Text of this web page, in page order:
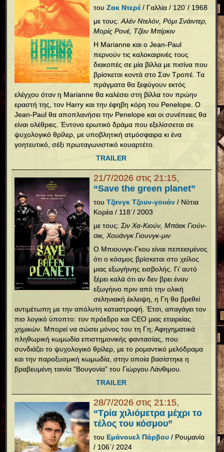
τουΖακ Ντερέ/ Γαλλία / 120΄/ 1968
με τους:Αλέν Ντελόν, Ρόμι Σνάιντερ,
Μορίς Ρονέ, Τζέιν Μπίρκιν
Η Marianne και ο Jean-Paul
περνούν τις καλοκαιρινές τους
διακοπές σε μία βίλλα με πισίνα που
βρίσκεται κοντά στο Σαν Τροπέ. Τα
πράγματα θα ξεφύγουν εκτός
ελέγχου όταν η Marianne θα καλέσει στη βίλλα τον πρώην
εραστή της, τον Harry και την έφηβη κόρη του Penelope. Ο
Jean-Paul θα αποπλανήσει την Penelope και οι συνέπειες θα
είναι ολέθριες. Έντονο ερωτικό δράμα που εξελίσσεται σε
ψυχολογικό θρίλερ, με υποβλητική ατμόσφαιρα κι ένα
γοητευτικό, σέξι πρωταγωνιστικό κουαρτέτο.
TRAILER
21/7/2026 στις 21:15,
“Save the green planet”
τουΤζανγκ Τζουν-γουάν / Νότια
Κορέα / 118΄/ 2003
με τους:Σιν Χα-Κιούν, Μπάεκ Γιούν-
σικ, Χουάνγκ Γιουνγκ-μιν
Ο Μπιουνγκ-Γκου είναι πεπεισμένος
ότι ο κόσμος βρίσκεται στο χείλος
μιας εξωγήινης εισβολής. Γι’ αυτό
ξέρει καλά ότι αν δεν βρει έναν
εξωγήινο πριν από την ολική
σεληνιακή έκλειψη, η Γη θα βρεθεί
αντιμέτωπη με την απόλυτη καταστροφή. Έτσι, απαγάγει τον
πιο λογικό ύποπτο: τον πρόεδρο και CEO μιας εταιρείας
χημικών. Μπορεί να σώσει μόνος του τη Γη; Αφηγηματικά
πληθωρική κωμωδία επιστημονικής φαντασίας, που
συνδιάζει το ψυχολογικό θρίλερ, με το ρομαντικό μελόδραμα
και την παροξυσμική κωμωδία, στην οποία βασίστηκε η
βραβευμένη ταινία “Βουγονία” του Γιώργου Λάνθιμου.
TRAILER
28/7/2026 στις 21:15,
“Τρία χιλιόμετρα μέχρι το
τέλος του κόσμου”
του Εμάνουελ Πάρβου / Ρουμανία
/ 106΄/ 2024